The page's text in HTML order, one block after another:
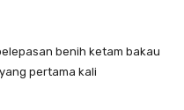
benih ketam bakau
pertama kali